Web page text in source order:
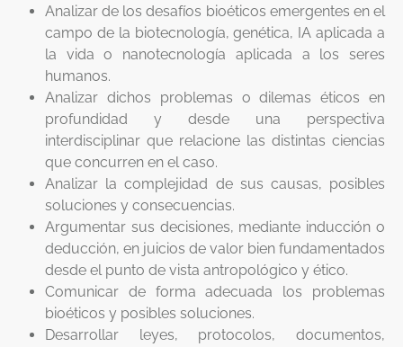
Analizar de los desafíos bioéticos emergentes en el
campo de la biotecnología, genética, IA aplicada a
la vida o nanotecnología aplicada a los seres
humanos.
Analizar dichos problemas o dilemas éticos en
profundidad y desde una perspectiva
interdisciplinar que relacione las distintas ciencias
que concurren en el caso.
Analizar la complejidad de sus causas, posibles
soluciones y consecuencias.
Argumentar sus decisiones, mediante inducción o
deducción, en juicios de valor bien fundamentados
desde el punto de vista antropológico y ético.
Comunicar de forma adecuada los problemas
bioéticos y posibles soluciones.
Desarrollar leyes, protocolos, documentos,